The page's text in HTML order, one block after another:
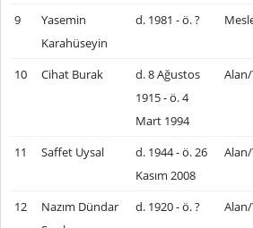
9
Yasemin
Karahüseyin
d. 1981 - ö. ?
10 Cihat Burak
d. 8 Ağustos
1915 - ö. 4
Mart 1994
Alan/
11 Saffet Uysal
d. 1944 - ö. 26
Kasım 2008
Alan/
12
Nazım Dündar
d. 1920 - ö. ? Alan/